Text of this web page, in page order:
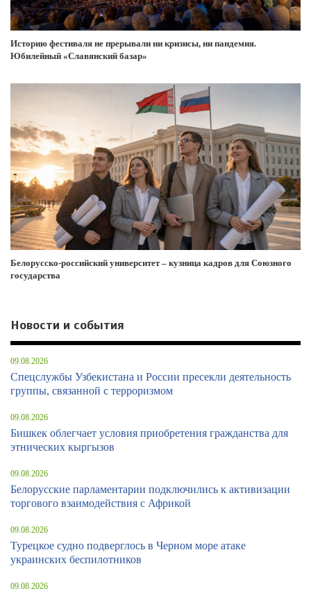
Историю фестиваля не прерывали ни кризисы, ни пандемия.
Юбилейный «Славянский базар»
Белорусско-российский университет – кузница кадров для Союзного
государства
Новости и события
09.08.2026
Спецслужбы Узбекистана и России пресекли деятельность
группы, связанной с терроризмом
09.08.2026
Бишкек облегчает условия приобретения гражданства для
этнических кыргызов
09.08.2026
Белорусские парламентарии подключились к активизации
торгового взаимодействия с Африкой
09.08.2026
Турецкое судно подверглось в Черном море атаке
украинских беспилотников
09.08.2026